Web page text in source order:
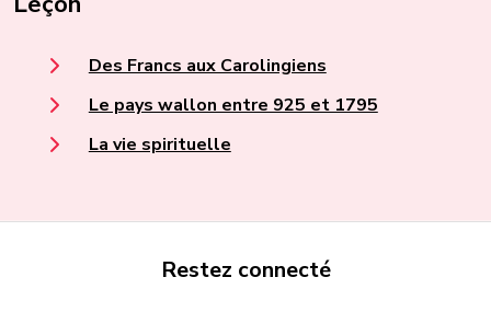
Des Francs aux Carolingiens
Le pays wallon entre 925 et 1795
La vie spirituelle
Restez connecté